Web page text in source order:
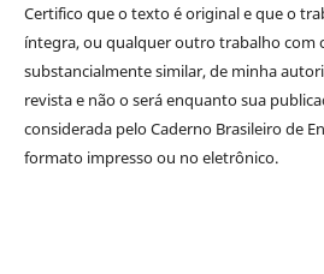
Certifico que o texto é original e que o
íntegra, ou qualquer outro trabalho com
substancialmente similar, de minha
revista e não o será enquanto sua
considerada pelo Caderno Brasileiro de
formato impresso ou no eletrônico.